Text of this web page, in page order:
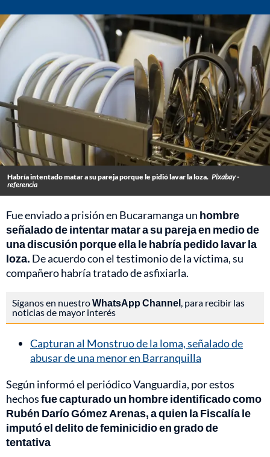
Habría intentado matar a su pareja porque le pidió lavar la loza. Pixabay -
referencia
Fue enviado a prisión en Bucaramanga un hombre
señalado de intentar matar a su pareja en medio de
una discusión porque ella le habría pedido lavar la
loza. De acuerdo con el testimonio de la víctima, su
compañero habría tratado de asfixiarla.
Síganos en nuestroWhatsApp Channel, para recibir las
noticias de mayor interés
Capturan al Monstruo de la loma, señalado de
abusar de una menor en Barranquilla
Según informó el periódico Vanguardia, por estos
hechosfue capturado un hombre identificado como
Rubén Darío Gómez Arenas, a quien la Fiscalía le
imputó el delito de feminicidio en grado de
tentativa